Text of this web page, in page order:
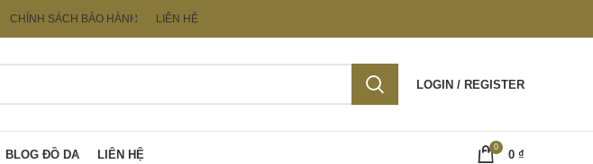
CHÍNH SÁCH BẢO HÀNH LIÊN HỆ
LOGIN / REGISTER
BLOG ĐỒ DA LIÊN HỆ
0
0 ₫